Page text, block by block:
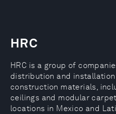
HRC
HRC is a group of
distribution and
construction materials,
ceilings and modular
locations in Mexico and